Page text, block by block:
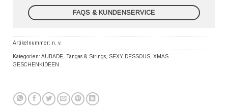
FAQS & KUNDENSERVICE
Artikelnummer: n. v.
Kategorien: AUBADE, Tangas & Strings, SEXY DESSOUS, XMAS
GESCHENKIDEEN